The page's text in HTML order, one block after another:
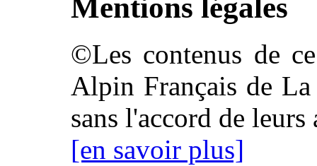
Mentions légales
©Les contenus de
Alpin Français de
sans l'accord de leurs
[en savoir plus]